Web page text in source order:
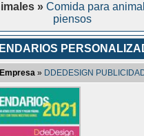
» Comida para
piensos
Empresa» DDEDESIGN